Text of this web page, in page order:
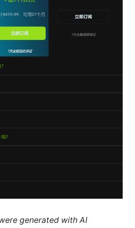
generated with AI